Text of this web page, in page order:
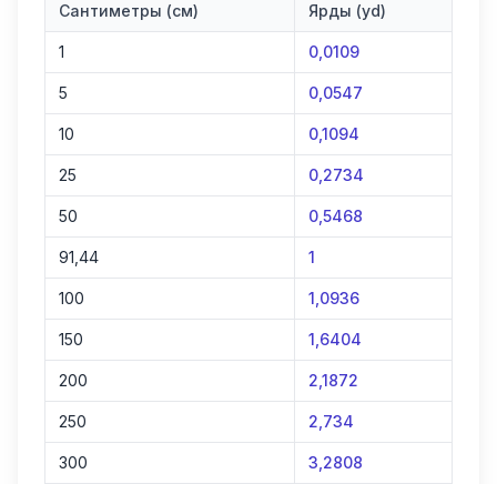
Сантиметры (см) Ярды (yd)
1 0,0109
5 0,0547
10 0,1094
25 0,2734
50 0,5468
91,44 1
100 1,0936
150 1,6404
200 2,1872
250 2,734
300 3,2808